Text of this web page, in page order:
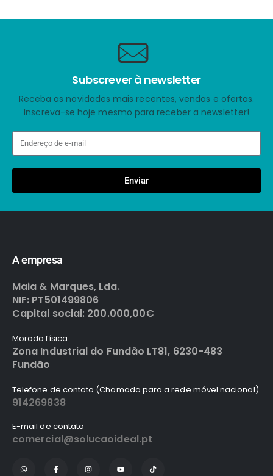
Subscrever à newsletter
Receba as novidades mais recentes, vendas e ofertas.
Inscreva-se hoje mesmo para receber a newsletter!
Enviar
A empresa
Maia & Marques, Lda.
NIF: PT501499806
Capital social: 200.000,00€
Morada física
Zona Industrial do Fundão LT81, 6230-483
Fundão
Telefone de contato (Chamada para a rede móvel nacional)
914269838
E-mail de contato
comercial@solucaoideal.pt